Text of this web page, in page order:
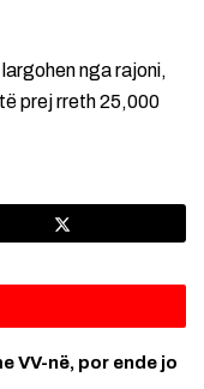
nga rajoni,
prej rreth 25,000
VV-në, por ende jo